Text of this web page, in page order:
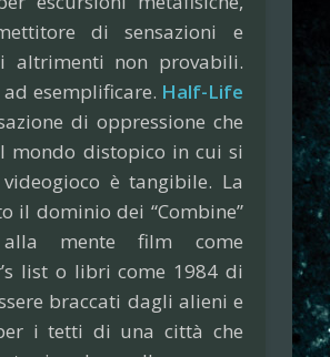
di sensazioni e
altrimenti non provabili.
esemplificare. Half-Life
di oppressione che
mondo distopico in cui si
è tangibile. La
il dominio dei “Combine”
mente film come
list o libri come 1984 di
braccati dagli alieni e
i tetti di una città che